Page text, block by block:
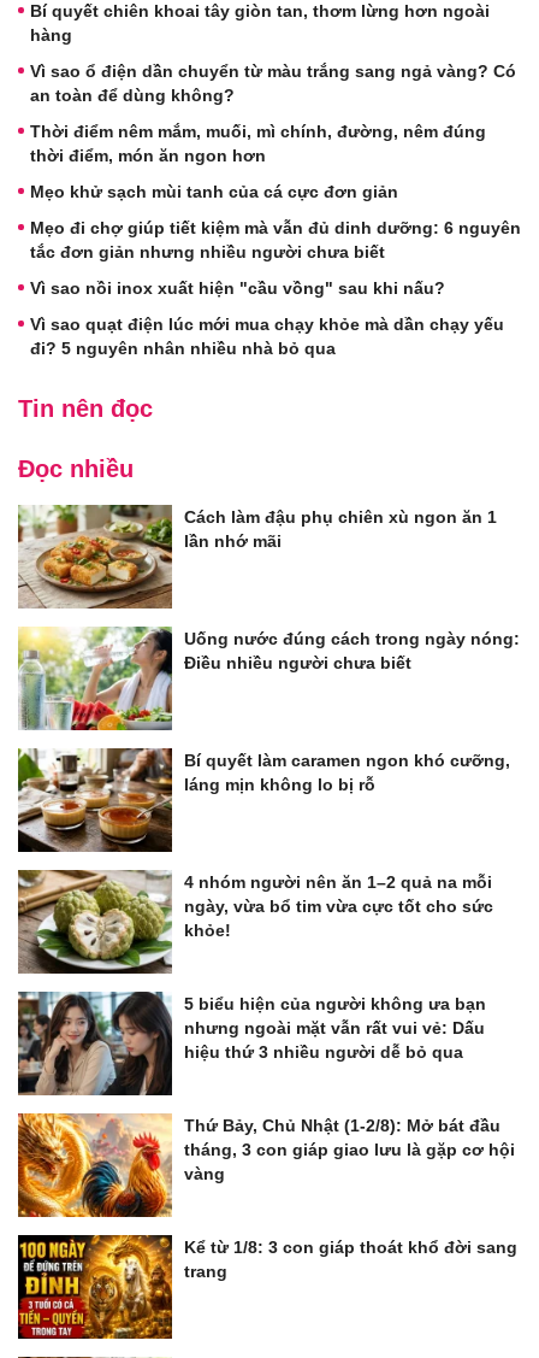
Bí quyết chiên khoai tây giòn tan, thơm lừng hơn ngoài
hàng
Vì sao ổ điện dần chuyển từ màu trắng sang ngả vàng? Có
an toàn để dùng không?
Thời điểm nêm mắm, muối, mì chính, đường, nêm đúng
thời điểm, món ăn ngon hơn
Mẹo khử sạch mùi tanh của cá cực đơn giản
Mẹo đi chợ giúp tiết kiệm mà vẫn đủ dinh dưỡng: 6 nguyên
tắc đơn giản nhưng nhiều người chưa biết
Vì sao nồi inox xuất hiện "cầu vồng" sau khi nấu?
Vì sao quạt điện lúc mới mua chạy khỏe mà dần chạy yếu
đi? 5 nguyên nhân nhiều nhà bỏ qua
Tin nên đọc
Đọc nhiều
Cách làm đậu phụ chiên xù ngon ăn 1
lần nhớ mãi
Uống nước đúng cách trong ngày nóng:
Điều nhiều người chưa biết
Bí quyết làm caramen ngon khó cưỡng,
láng mịn không lo bị rỗ
4 nhóm người nên ăn 1–2 quả na mỗi
ngày, vừa bổ tim vừa cực tốt cho sức
khỏe!
5 biểu hiện của người không ưa bạn
nhưng ngoài mặt vẫn rất vui vẻ: Dấu
hiệu thứ 3 nhiều người dễ bỏ qua
Thứ Bảy, Chủ Nhật (1-2/8): Mở bát đầu
tháng, 3 con giáp giao lưu là gặp cơ hội
vàng
Kể từ 1/8: 3 con giáp thoát khổ đời sang
trang